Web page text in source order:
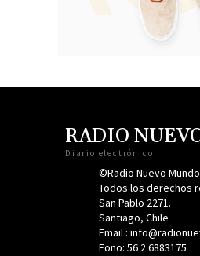
RADIO
Diario electrónico
©Radio Nuevo
Todos los derechos
San Pablo 2271.
Santiago, Chile
Email :
Fono: 56 2 6883175